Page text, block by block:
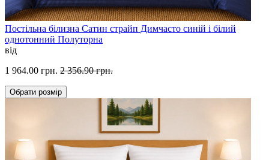
Постільна білизна Сатин страйп Димчасто синій і білий
однотонний Полуторна
від
1 964.00 грн. 2 356.90 грн.
Обрати розмір